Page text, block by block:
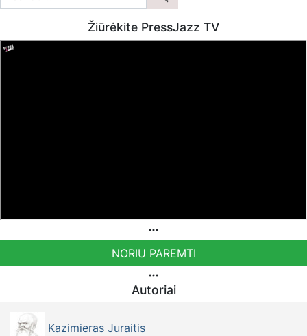
Žiūrėkite PressJazz TV
NORIU PAREMTI
Autoriai
Kazimieras Juraitis